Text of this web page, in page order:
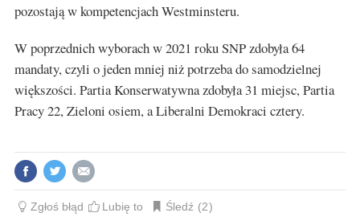
pozostają w kompetencjach Westminsteru.
W poprzednich wyborach w 2021 roku SNP zdobyła 64
mandaty, czyli o jeden mniej niż potrzeba do samodzielnej
większości. Partia Konserwatywna zdobyła 31 miejsc, Partia
Pracy 22, Zieloni osiem, a Liberalni Demokraci cztery.
Zgłoś błąd Lubię to Śledź 2